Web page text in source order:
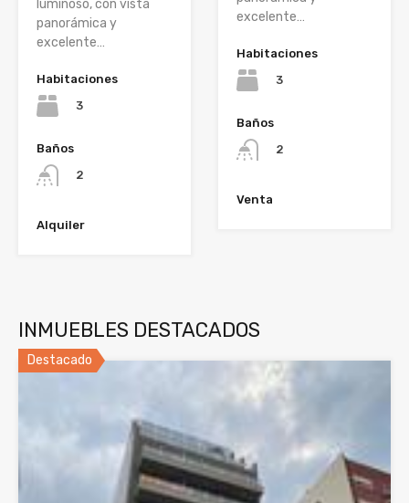
luminoso, con vista
panorámica y
excelente…
Habitaciones
3
Baños
2
Alquiler
excelente…
Habitaciones
3
Baños
2
Venta
INMUEBLES DESTACADOS
Destacado